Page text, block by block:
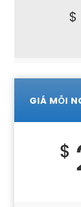
$
GIÁ MỖI
$